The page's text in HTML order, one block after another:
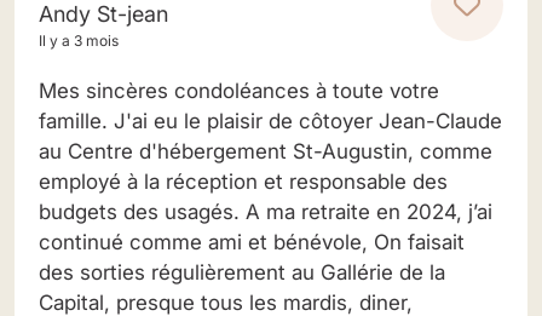
Andy St-jean
Il y a 3 mois
Mes sincères condoléances à toute votre
famille. J'ai eu le plaisir de côtoyer Jean-Claude
au Centre d'hébergement St-Augustin, comme
employé à la réception et responsable des
budgets des usagés. A ma retraite en 2024, j’ai
continué comme ami et bénévole, On faisait
des sorties régulièrement au Gallérie de la
Capital, presque tous les mardis, diner,